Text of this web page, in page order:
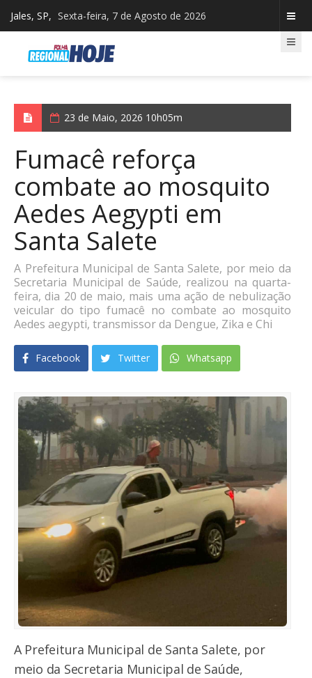
Jales, SP, Sexta-feira, 7 de Agosto de 2026
23 de Maio, 2026 10h05m
Fumacê reforça
combate ao mosquito
Aedes Aegypti em
Santa Salete
A Prefeitura Municipal de Santa Salete, por meio da
Secretaria Municipal de Saúde, realizou na quarta-
feira, dia 20 de maio, mais uma ação de nebulização
veicular do tipo fumacê no combate ao mosquito
Aedes aegypti, transmissor da Dengue, Zika e Chi
Facebook Twitter Whatsapp
A Prefeitura Municipal de Santa Salete, por
meio da Secretaria Municipal de Saúde,